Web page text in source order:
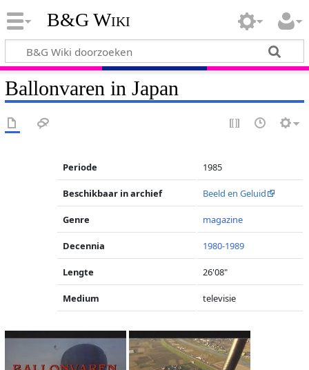
B&G Wiki
Ballonvaren in Japan
Periode 1985
Beschikbaar in archief Beeld en Geluid
Genre magazine
Decennia 1980-1989
Lengte 26'08"
Medium televisie